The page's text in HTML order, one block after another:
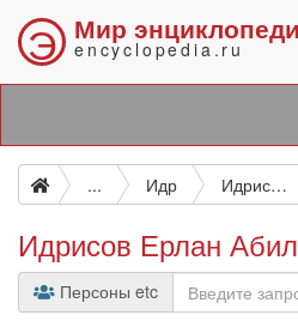
Э Мир
encyclopedia.ru
... Идр Идрисов Ерлан Абильфаизович
Идрисов Ерлан
Персоны etc